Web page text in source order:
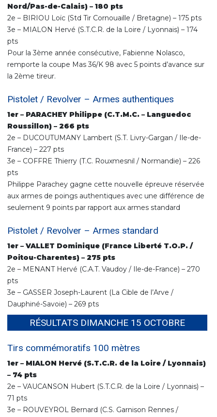
Nord/Pas-de-Calais) – 180 pts
2e – BIRIOU Loïc (Std Tir Cornouaille / Bretagne) – 175 pts
3e – MIALON Hervé (S.T.C.R. de la Loire / Lyonnais) – 174
pts
Pour la 3ème année consécutive, Fabienne Nolasco,
remporte la coupe Mas 36/K 98 avec 5 points d’avance sur
la 2ème tireur.
Pistolet / Revolver – Armes authentiques
1er – PARACHEY Philippe (C.T.M.C. – Languedoc
Roussillon) – 266 pts
2e – DUCOUTUMANY Lambert (S.T. Livry-Gargan / Ile-de-
France) – 227 pts
3e – COFFRE Thierry (T.C. Rouxmesnil / Normandie) – 226
pts
Philippe Parachey gagne cette nouvelle épreuve réservée
aux armes de poings authentiques avec une différence de
seulement 9 points par rapport aux armes standard
Pistolet / Revolver – Armes standard
1er – VALLET Dominique (France Liberté T.O.P. /
Poitou-Charentes) – 275 pts
2e – MENANT Hervé (C.A.T. Vaudoy / Ile-de-France) – 270
pts
3e – GASSER Joseph-Laurent (La Cible de l’Arve /
Dauphiné-Savoie) – 269 pts
RÉSULTATS DIMANCHE 15 OCTOBRE
Tirs commémoratifs 100 mètres
1er – MIALON Hervé (S.T.C.R. de la Loire / Lyonnais)
– 74 pts
2e – VAUCANSON Hubert (S.T.C.R. de la Loire / Lyonnais) –
71 pts
3e – ROUVEYROL Bernard (C.S. Garnison Rennes /